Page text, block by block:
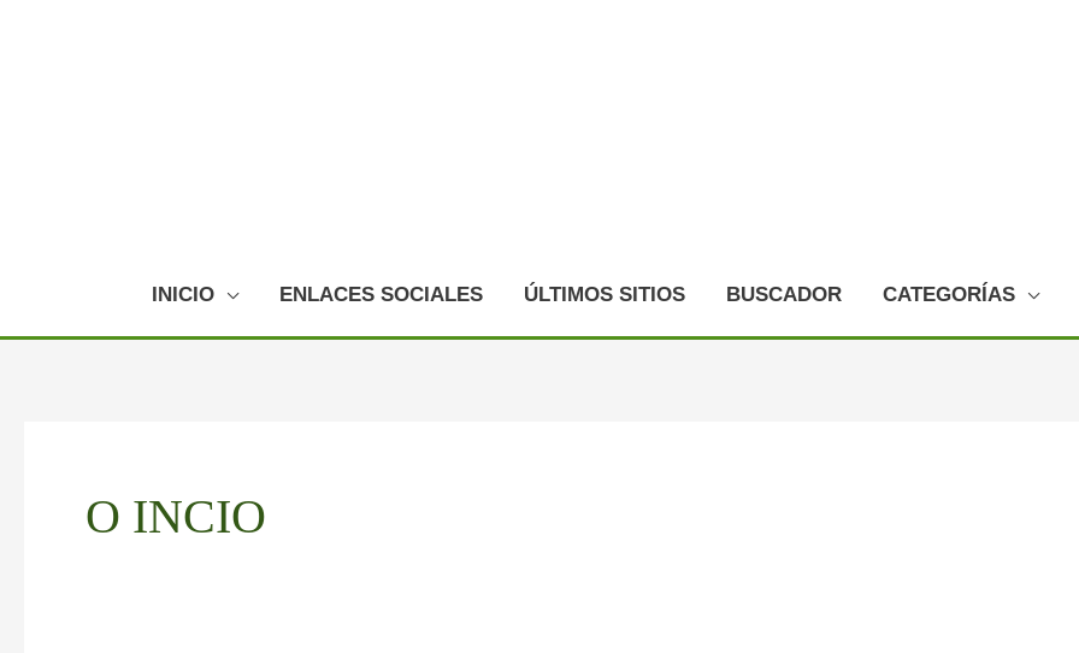
INICIO ENLACES SOCIALES ÚLTIMOS SITIOS BUSCADOR CATEGORÍAS
O INCIO